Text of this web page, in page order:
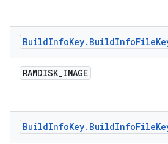
BuildInfoKey. BuildInfoFile
RAMDISK_IMAGE
BuildInfoKey. BuildInfoFile